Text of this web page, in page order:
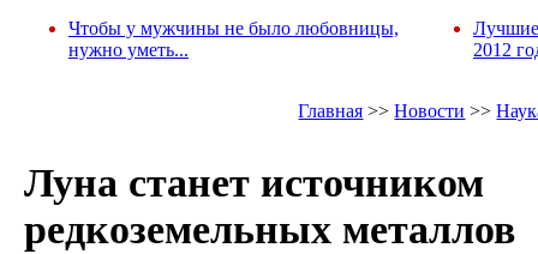
Чтобы у мужчины не было любовницы,
нужно уметь...
Лучшие
2012
Главная >>Новости >>
Луна станет источником
редкоземельных металлов